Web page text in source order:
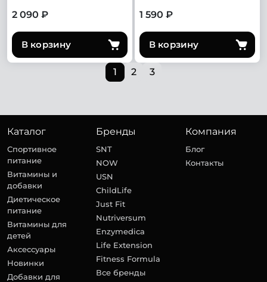
2 090 ₽
В корзину
1 590 ₽
В корзину
1 2 3
Каталог
Спортивное
питание
Витамины и
добавки
Диетическое
питание
Витамины для
детей
Аксессуары
Новинки
Добавки для
Бренды
SNT
NOW
USN
ChildLife
Just Fit
Nutriversum
Enzymedica
Life Extension
Fitness Formula
Все бренды
Компания
Блог
Контакты